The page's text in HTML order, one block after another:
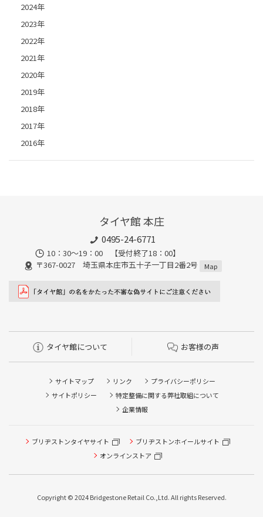
2024年
2023年
2022年
2021年
2020年
2019年
2018年
2017年
2016年
タイヤ館 本庄
0495-24-6771
10：30～19：00 【受付終了18：00】
〒367-0027 埼玉県本庄市五十子一丁目2番2号
Map
タイヤ館について お客様の声
サイトマップ リンク
プライバシーポリシー
サイトポリシー
特定整備に関する弊社取組について
企業情報
ブリヂストンタイヤサイト
ブリヂストンホイールサイト
オンラインストア
Copyright © 2024 Bridgestone Retail Co.,Ltd. All rights Reserved.
タイヤ点検・安全点検/タイヤ履き替え/オイル交換/その他
ピット作業の予約
本日のタイヤ履き替え順番待ち予約 ※クローク契約会員の